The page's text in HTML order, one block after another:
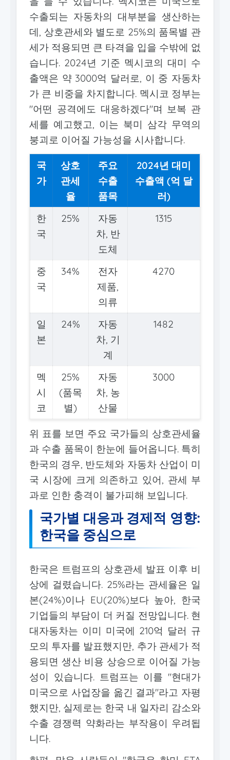
수출되는 자동차의 대부분을 생산하는
데, 상호관세와 별도로 25%의 품목별 관
세가 적용되면 큰 타격을 입을 수밖에 없
습니다. 2024년 기준 멕시코의 대미 수
출액은 약 3000억 달러로, 이 중 자동차
가 큰 비중을 차지합니다. 멕시코 정부는
"어떤 공격에도 대응하겠다"며 보복 관
세를 예고했고, 이는 북미 삼각 무역의
붕괴로 이어질 가능성을 시사합니다.
국
가
상호
관세
율
주요
수출
품목
2024년 대미
수출액 (억 달
러)
한
국
25%
자동
차, 반
도체
1315
중
국
34%
전자
제품,
의류
4270
일
본
24%
자동
차, 기
계
1482
멕
시
코
25%
(품목
별)
자동
차, 농
산물
3000
위 표를 보면 주요 국가들의 상호관세율
과 수출 품목이 한눈에 들어옵니다. 특히
한국의 경우, 반도체와 자동차 산업이 미
국 시장에 크게 의존하고 있어, 관세 부
과로 인한 충격이 불가피해 보입니다.
국가별 대응과 경제적 영향:
한국을 중심으로
한국은 트럼프의 상호관세 발표 이후 비
상에 걸렸습니다. 25%라는 관세율은 일
본(24%)이나 EU(20%)보다 높아, 한국
기업들의 부담이 더 커질 전망입니다. 현
대자동차는 이미 미국에 210억 달러 규
모의 투자를 발표했지만, 추가 관세가 적
용되면 생산 비용 상승으로 이어질 가능
성이 있습니다. 트럼프는 이를 "현대가
미국으로 사업장을 옮긴 결과"라고 자평
했지만, 실제로는 한국 내 일자리 감소와
수출 경쟁력 약화라는 부작용이 우려됩
니다.